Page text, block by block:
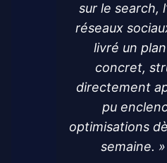
sur le search,
réseaux
livré un
concret,
directement
pu
optimisations
semaine.